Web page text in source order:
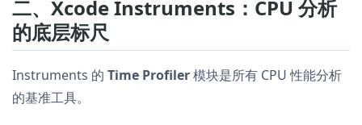
二、Xcode Instruments：CPU 分析
的底层标尺
Instruments 的 Time Profiler模块是所有 CPU 性能分析
的基准工具。